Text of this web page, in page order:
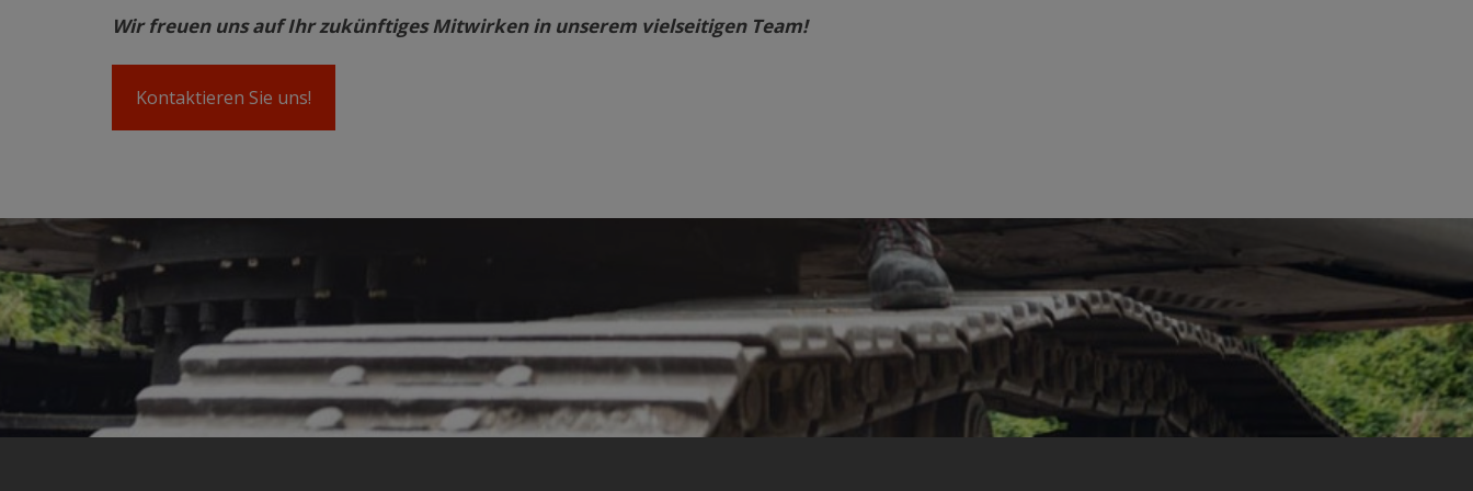
Wir freuen uns auf Ihr zukünftiges Mitwirken in unserem vielseitigen Team!
Kontaktieren Sie uns!